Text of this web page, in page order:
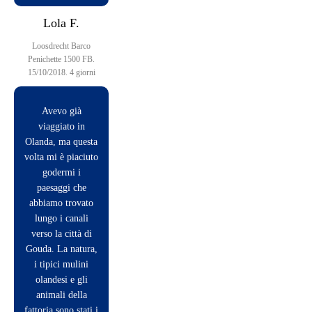
con más de 90 islas y 1280 puentes.
Explorando el sur y el este de
Lola F.
Loosdrecht Barco
Penichette 1500 FB.
15/10/2018. 4 giorni
Avevo già
viaggiato in
Olanda, ma questa
volta mi è piaciuto
godermi i
paesaggi che
abbiamo trovato
lungo i canali
verso la città di
Gouda. La natura,
i tipici mulini
olandesi e gli
animali della